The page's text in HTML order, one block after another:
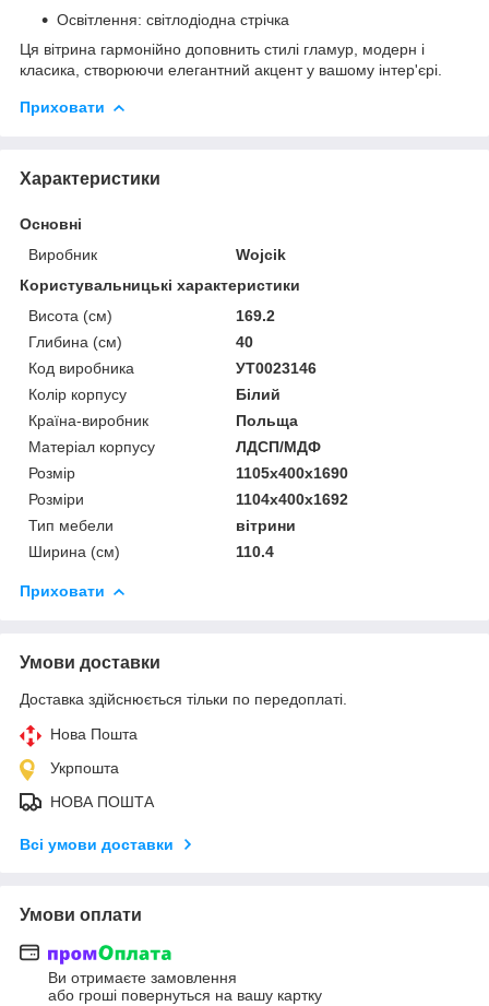
Освітлення: світлодіодна стрічка
Ця вітрина гармонійно доповнить стилі гламур, модерн і
класика, створюючи елегантний акцент у вашому інтер'єрі.
Приховати
Характеристики
Основні
Виробник
Wojcik
Користувальницькі характеристики
Висота (см)
169.2
Глибина (см)
40
Код виробника
УТ0023146
Колір корпусу
Білий
Країна-виробник
Польща
Матеріал корпусу
ЛДСП/МДФ
Розмір
1105x400x1690
Розміри
1104x400x1692
Тип мебели
вітрини
Ширина (см)
110.4
Приховати
Умови доставки
Доставка здійснюється тільки по передоплаті.
Нова Пошта
Укрпошта
НОВА ПОШТА
Всі умови доставки
Умови оплати
Ви отримаєте замовлення
або гроші повернуться на вашу картку